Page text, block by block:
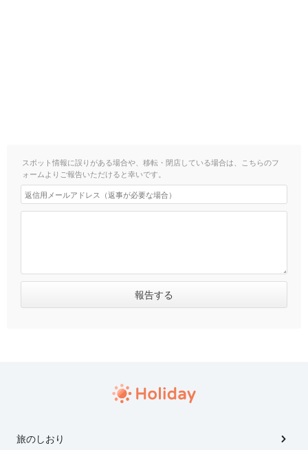
スポット情報に誤りがある場合や、移転・閉店している場合は、こちらのフ
ォームよりご報告いただけると幸いです。
旅のしおり